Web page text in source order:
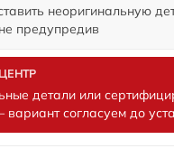
неоригинальную
предупредив
детали или
согласуем до